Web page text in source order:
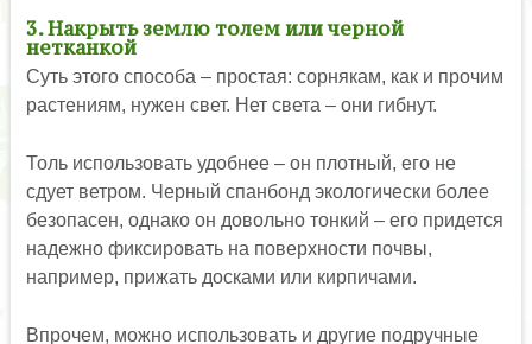
3. Накрыть землю толем или черной
нетканкой
Суть этого способа – простая: сорнякам, как и прочим
растениям, нужен свет. Нет света – они гибнут.
Толь использовать удобнее – он плотный, его не
сдует ветром. Черный спанбонд экологически более
безопасен, однако он довольно тонкий – его придется
надежно фиксировать на поверхности почвы,
например, прижать досками или кирпичами.
Впрочем, можно использовать и другие подручные